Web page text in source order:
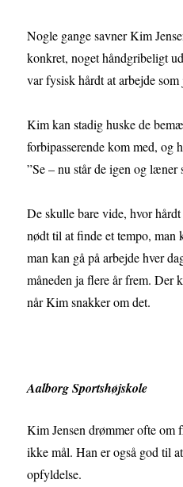
Nogle gange savner Kim
konkret, noget håndgribeligt
var fysisk hårdt at arbejde
Kim kan stadig huske de
forbipasserende kom med, og
”Se – nu står de igen og læner
De skulle bare vide, hvor
nødt til at finde et tempo, man
man kan gå på arbejde hver
måneden ja flere år frem. Der
når Kim snakker om det.
Aalborg Sportshøjskole
Kim Jensen drømmer ofte om
ikke mål. Han er også god til
opfyldelse.